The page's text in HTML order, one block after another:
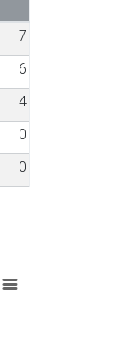
7
6
4
0
0